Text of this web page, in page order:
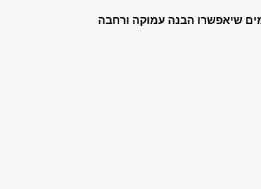
שיאפשרו הבנה עמוקה ורחבה